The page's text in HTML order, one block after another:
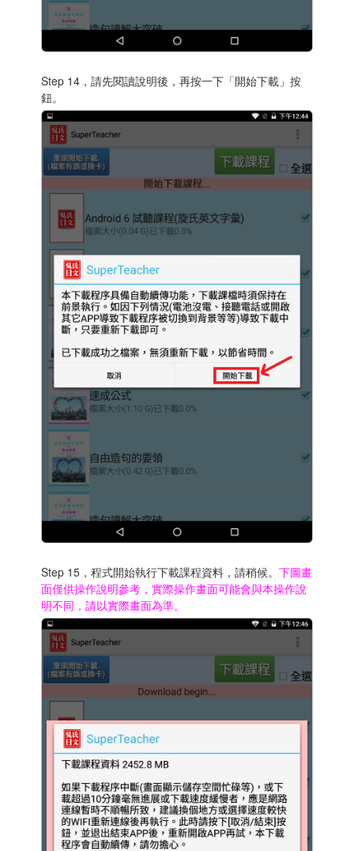
Step 14，請先閱讀說明後，再按一下「開始下載」按
鈕。
Step 15，程式開始執行下載課程資料，請稍候。下圖畫
面僅供操作說明參考，實際操作畫面可能會與本操作說
明不同，請以實際畫面為準。